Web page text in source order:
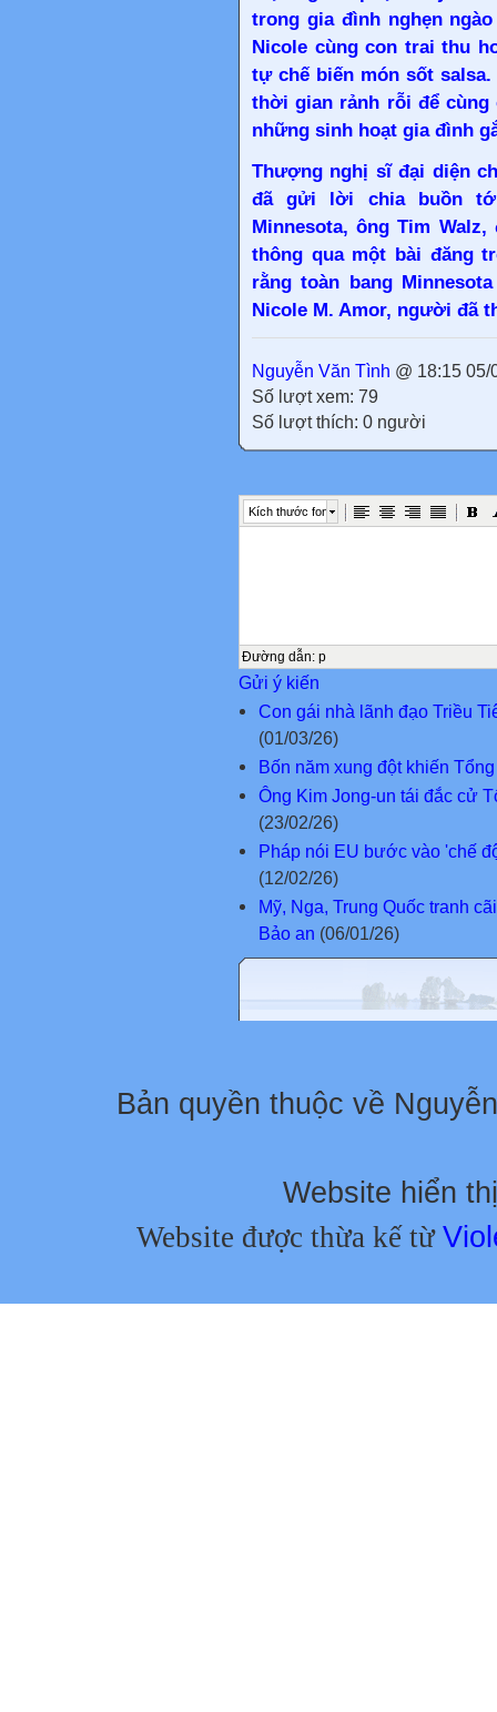
trong gia đình nghẹn
Nicole cùng con trai thu
tự chế biến món sốt
thời gian rảnh rỗi để
những sinh hoạt gia đình
Thượng nghị sĩ đại diện
đã gửi lời chia buồn
Minnesota, ông Tim
thông qua một bài đăng
rằng toàn bang
Nicole M. Amor, người đã
Nguyễn Văn Tình @ 18:15 05/
Số lượt xem: 79
Số lượt thích: 0 người
Kích thước font
Đường dẫn: p
Gửi ý kiến
Con gái nhà lãnh đạo Triều
(01/03/26)
Bốn năm xung đột khiến
Ông Kim Jong-un tái đắc cử
(23/02/26)
Pháp nói EU bước vào 'chế
(12/02/26)
Mỹ, Nga, Trung Quốc tranh
Bảo an (06/01/26)
Bản quyền thuộc về
Website hiển
Website được thừa kế từ